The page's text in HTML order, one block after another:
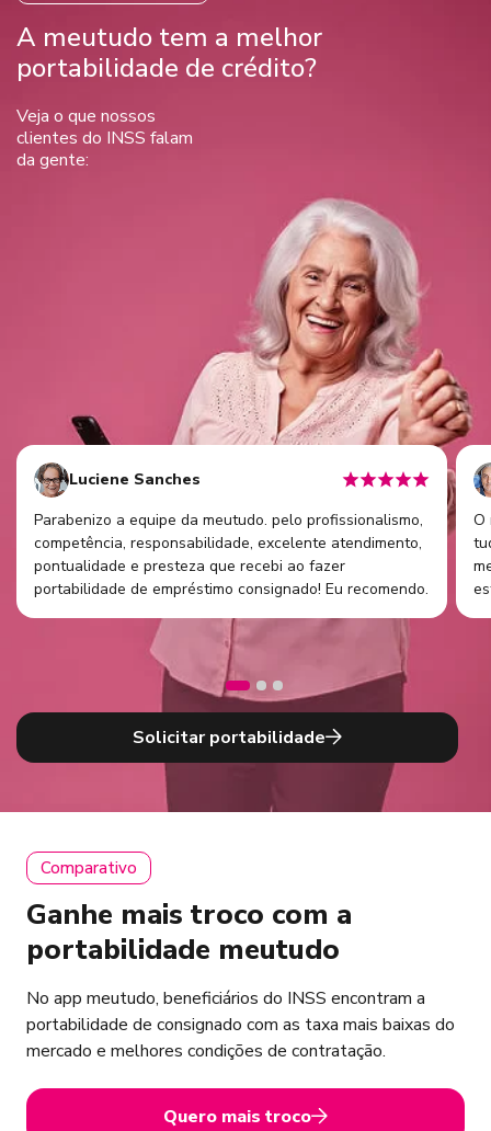
A meutudo tem a melhor
portabilidade de crédito?
Veja o que nossos
clientes do INSS falam
da gente:
Luciene Sanches
Parabenizo a equipe da meutudo. pelo profissionalismo,
competência, responsabilidade, excelente atendimento,
pontualidade e presteza que recebi ao fazer
portabilidade de empréstimo consignado! Eu recomendo.
O
Solicitar portabilidade
Comparativo
Ganhe mais troco com a
portabilidade meutudo
No app meutudo, beneficiários do INSS encontram a
portabilidade de consignado com as taxa mais baixas do
mercado e melhores condições de contratação.
Quero mais troco